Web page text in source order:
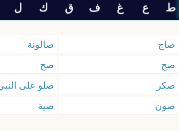
ط
ع غ ف ق ك ل
صاج صالونة
صج
صح
صكر
صلو على
صون
صية